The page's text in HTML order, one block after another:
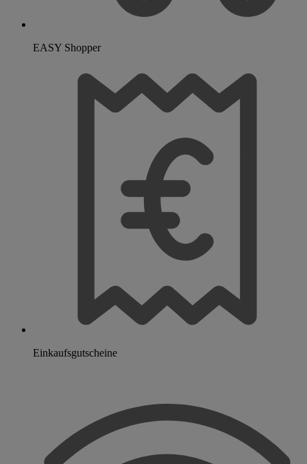
EASY Shopper
Einkaufsgutscheine